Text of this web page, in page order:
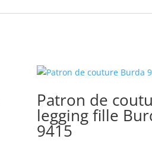
Patron de
legging fille
9415